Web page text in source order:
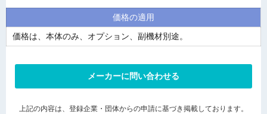
価格の適用
価格は、本体のみ、オプション、副機材別途。
メーカーに問い合わせる
上記の内容は、登録企業・団体からの申請に基づき掲載しております。